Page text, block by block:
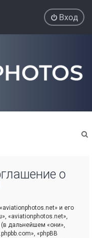
Вход
о
и его
«aviationphotos.net»,
дальнейшем «они»,
«phpBB